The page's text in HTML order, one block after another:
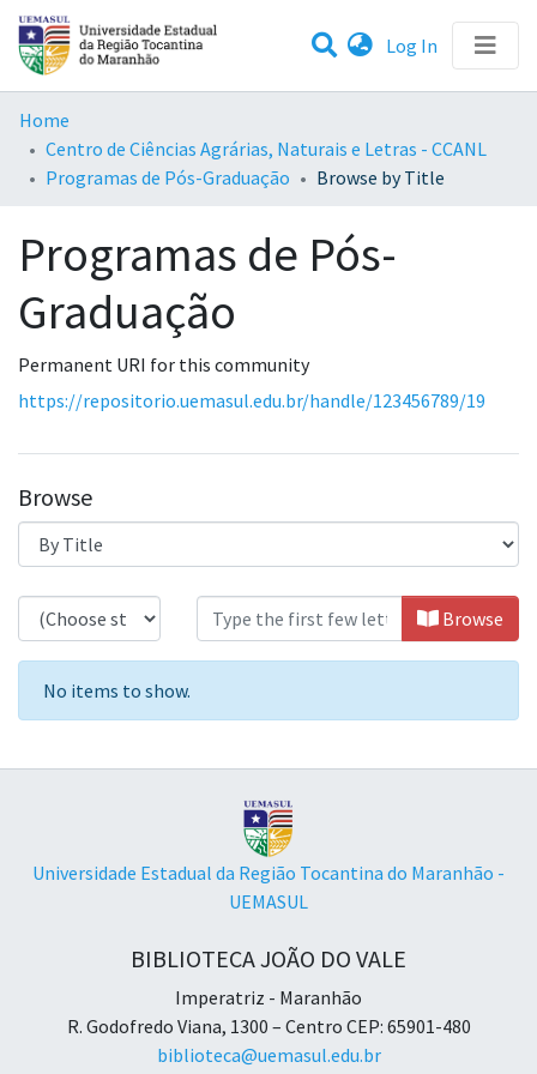
Log In (current)
Communities & Collections
All of DSpace
Home
Centro de Ciências Agrárias, Naturais e Letras - CCANL
Programas de Pós-Graduação
Browse by Title
Programas de Pós-
Graduação
Permanent URI for this community
https://repositorio.uemasul.edu.br/handle/123456789/19
Browse
Browsing Programas de Pós- Browse
No items to show.
Universidade Estadual da Região Tocantina do Maranhão -
UEMASUL
BIBLIOTECA JOÃO DO VALE
Imperatriz - Maranhão
R. Godofredo Viana, 1300 – Centro CEP: 65901-480
biblioteca@uemasul.edu.br